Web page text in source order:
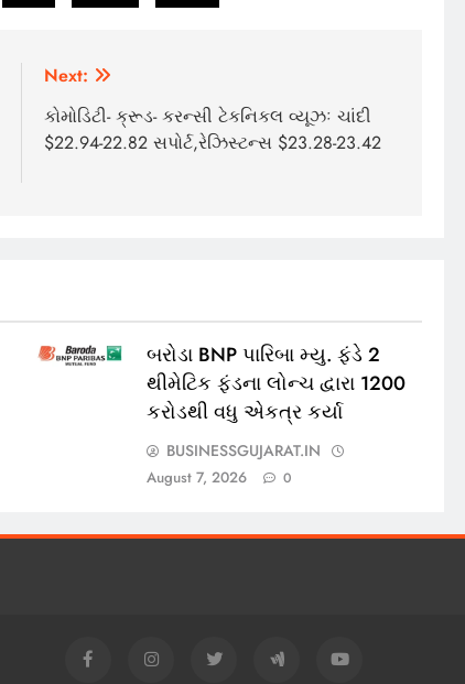
Next:
કોમોડિટી- ક્રૂડ- કરન્સી ટેકનિકલ વ્યૂઝઃ ચાંદી
$22.94-22.82 સપોર્ટ,રેઝિસ્ટન્સ $23.28-23.42
બરોડા BNP પારિબા મ્યુ. ફંડે 2
થીમેટિક ફંડના લોન્ચ દ્વારા 1200
કરોડથી વધુ એકત્ર કર્યા
BUSINESSGUJARAT.IN
August 7, 2026 0